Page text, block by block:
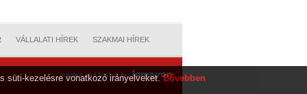
VÁLLALATI HÍREK SZAKMAI HÍREK
süti-kezelésre vonatkozó irányelveket.Bővebben